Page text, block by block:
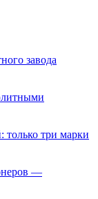
завода
только три марки
—